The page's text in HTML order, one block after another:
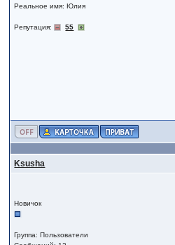
Реальное имя: Юлия
Репутация: 55
Ksusha
Новичок
Группа: Пользователи